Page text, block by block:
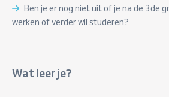
Ben je er nog niet uit of je na de 3de
werken of verder wil studeren?
Wat leer je?